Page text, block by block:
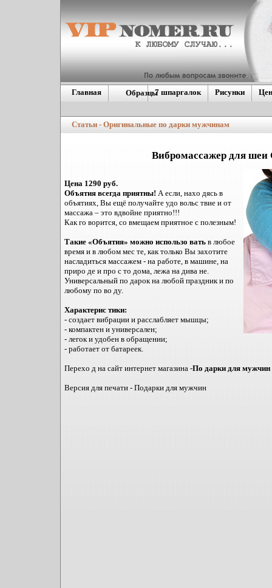
Образцы
Европейские
Дублинующие гос.
номера
Главная 7 шпаргалок Рисунки
Статьи - Оригинальные по дарки мужчинам
Вибромассажер для
Цена 1290 руб.
Объятия всегда приятны! А если, нахо дясь в
объятиях, Вы ещё получайте удо вольс твие и от
массажа – это вдвойне приятно!!!
Как го ворится, со вмещаем приятное с полезным!
Такие «Объятия» можно использо вать в любое
время и в любом мес те, как только Вы захотите
насладиться массажем - на работе, в машине, на
приро де и про с то дома, лежа на дива не.
Универсальный по дарок на любой праздник и по
любому по во ду.
Характерис тики:
- создает вибрации и расслабляет мышцы;
- компактен и универсален;
- легок и удобен в обращении;
- работает от батареек.
Перехо д на сайт интернет магазина -По дарки для мужчин
Версия для печати - Подарки для мужчин